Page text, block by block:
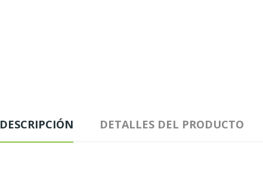
DESCRIPCIÓN DETALLES DEL PRODUCTO